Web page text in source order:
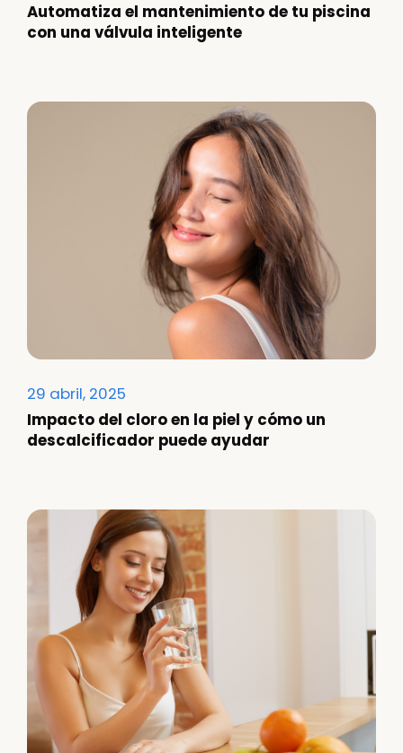
Automatiza el mantenimiento de tu piscina
con una válvula inteligente
29 abril, 2025
Impacto del cloro en la piel y cómo un
descalcificador puede ayudar